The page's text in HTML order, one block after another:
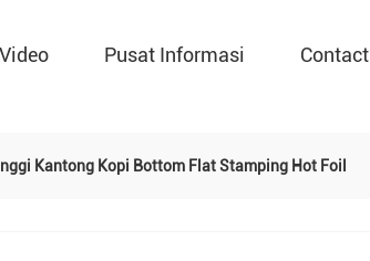
Video Pusat Informasi Contact
Kantong Kopi Bottom Flat Stamping Hot Foil